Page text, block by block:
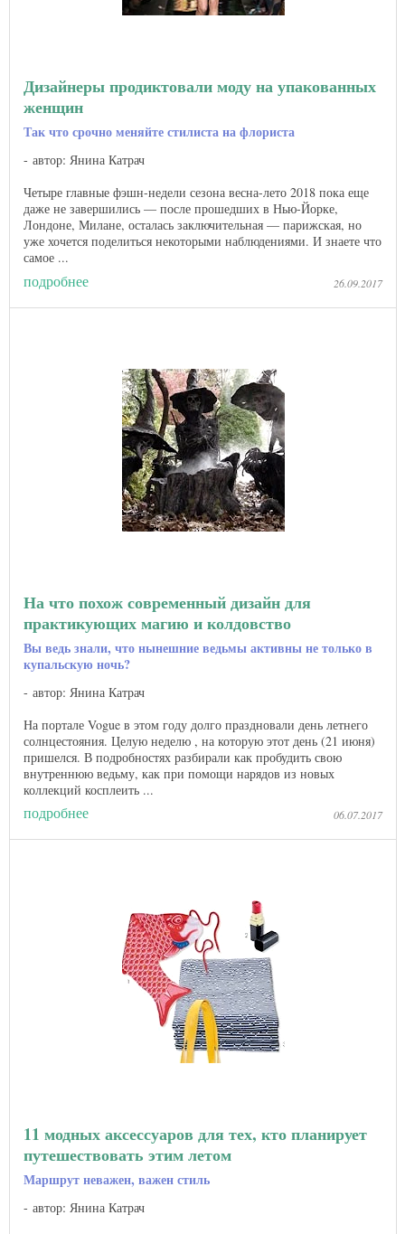
Дизайнеры продиктовали моду на упакованных
женщин
Так что срочно меняйте стилиста на флориста
автор: Янина Катрач
Четыре главные фэшн-недели сезона весна-лето 2018 пока еще
даже не завершились — после прошедших в Нью-Йорке,
Лондоне, Милане, осталась заключительная — парижская, но
уже хочется поделиться некоторыми наблюдениями. И знаете что
самое ...
подробнее 26.09.2017
На что похож современный дизайн для
практикующих магию и колдовство
Вы ведь знали, что нынешние ведьмы активны не только в
купальскую ночь?
автор: Янина Катрач
На портале Vogue в этом году долго праздновали день летнего
солнцестояния. Целую неделю , на которую этот день (21 июня)
пришелся. В подробностях разбирали как пробудить свою
внутреннюю ведьму, как при помощи нарядов из новых
коллекций косплеить ...
подробнее 06.07.2017
11 модных аксессуаров для тех, кто планирует
путешествовать этим летом
Маршрут неважен, важен стиль
автор: Янина Катрач